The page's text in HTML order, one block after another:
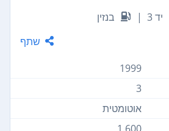
יד 3 |
בנזין
שתף
1999
3
אוטומטית